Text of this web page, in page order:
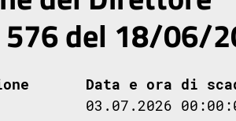
576 del 18/06/
Data e ora di
03.07.2026